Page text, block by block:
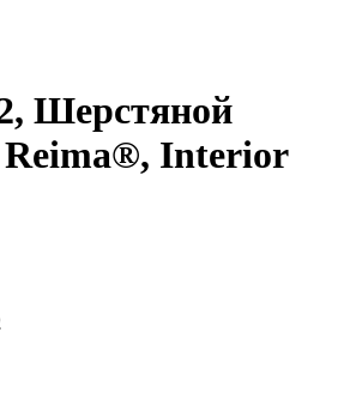
Шерстяной
Interior